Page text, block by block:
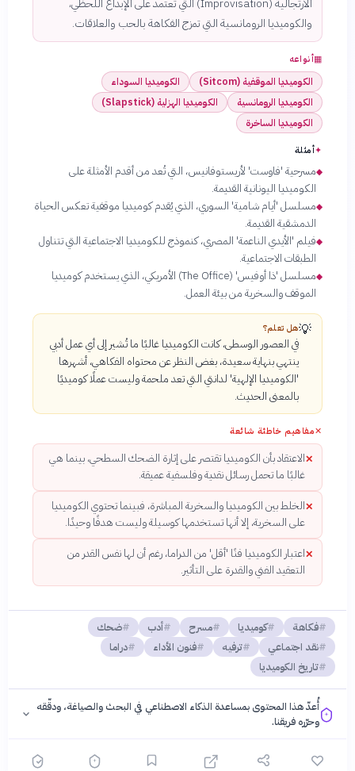
والكوميديا الرومانسية التي تمزج الفكاهة بالحب والعلاقات.
▦أنواعه
الكوميديا الموقفية (Sitcom)
الكوميديا السوداء
الكوميديا الرومانسية
الكوميديا الهزلية (Slapstick)
الكوميديا الساخرة
✦أمثلة
◆مسرحية 'فاوست' لأريستوفانيس، التي تُعد من أقدم الأمثلة على
الكوميديا اليونانية القديمة.
◆مسلسل 'أيام شامية' السوري، الذي يُقدم كوميديا موقفية تعكس الحياة
الدمشقية القديمة.
◆فيلم 'الأيدي الناعمة' المصري، كنموذج للكوميديا الاجتماعية التي تتناول
الطبقات الاجتماعية.
◆
مسلسل 'ذا أوفيس' (The Office) الأمريكي، الذي يستخدم كوميديا
الموقف والسخرية من بيئة العمل.
💡هل تعلم؟
في العصور الوسطى، كانت الكوميديا غالبًا ما تُشير إلى أي عمل أدبي
ينتهي بنهاية سعيدة، بغض النظر عن محتواه الفكاهي، أشهرها
'الكوميديا الإلهية' لدانتي التي تعد ملحمة وليست عملًا كوميديًا
بالمعنى الحديث.
✕مفاهيم خاطئة شائعة
✕الاعتقاد بأن الكوميديا تقتصر على إثارة الضحك السطحي، بينما هي
غالبًا ما تحمل رسائل نقدية وفلسفية عميقة.
✕الخلط بين الكوميديا والسخرية المباشرة، فبينما تحتوي الكوميديا
على السخرية، إلا أنها تستخدمها كوسيلة وليست هدفًا وحيدًا.
✕اعتبار الكوميديا فنًا 'أقل' من الدراما، رغم أن لها نفس القدر من
التعقيد الفني والقدرة على التأثير.
فكاهة كوميديا مسرح أدب
ضحك
نقد اجتماعي
ترفيه فنون الأداء
دراما
تاريخ الكوميديا
أُعدّ هذا المحتوى بمساعدة الذكاء الاصطناعي في البحث والصياغة، ودقّقه
وحرّره فريقنا.